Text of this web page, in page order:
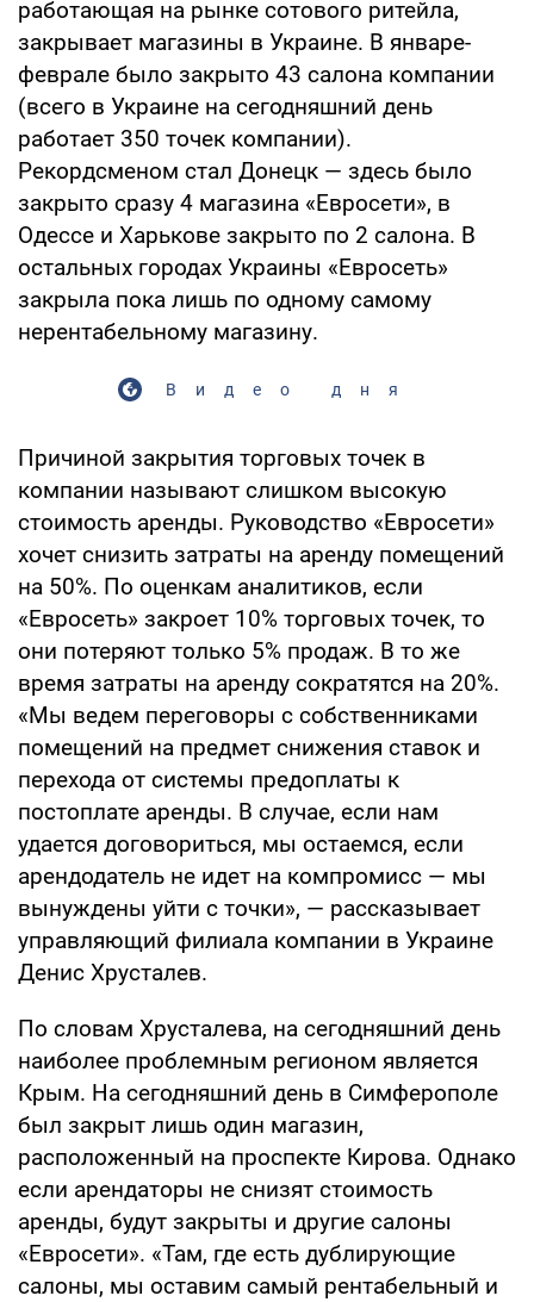
работающая на рынке сотового ритейла,
закрывает магазины в Украине. В январе-
феврале было закрыто 43 салона компании
(всего в Украине на сегодняшний день
работает 350 точек компании).
Рекордсменом стал Донецк — здесь было
закрыто сразу 4 магазина «Евросети», в
Одессе и Харькове закрыто по 2 салона. В
остальных городах Украины «Евросеть»
закрыла пока лишь по одному самому
нерентабельному магазину.
Видео дня
Причиной закрытия торговых точек в
компании называют слишком высокую
стоимость аренды. Руководство «Евросети»
хочет снизить затраты на аренду помещений
на 50%. По оценкам аналитиков, если
«Евросеть» закроет 10% торговых точек, то
они потеряют только 5% продаж. В то же
время затраты на аренду сократятся на 20%.
«Мы ведем переговоры с собственниками
помещений на предмет снижения ставок и
перехода от системы предоплаты к
постоплате аренды. В случае, если нам
удается договориться, мы остаемся, если
арендодатель не идет на компромисс — мы
вынуждены уйти с точки», — рассказывает
управляющий филиала компании в Украине
Денис Хрусталев.
По словам Хрусталева, на сегодняшний день
наиболее проблемным регионом является
Крым. На сегодняшний день в Симферополе
был закрыт лишь один магазин,
расположенный на проспекте Кирова. Однако
если арендаторы не снизят стоимость
аренды, будут закрыты и другие салоны
«Евросети». «Там, где есть дублирующие
салоны, мы оставим самый рентабельный и